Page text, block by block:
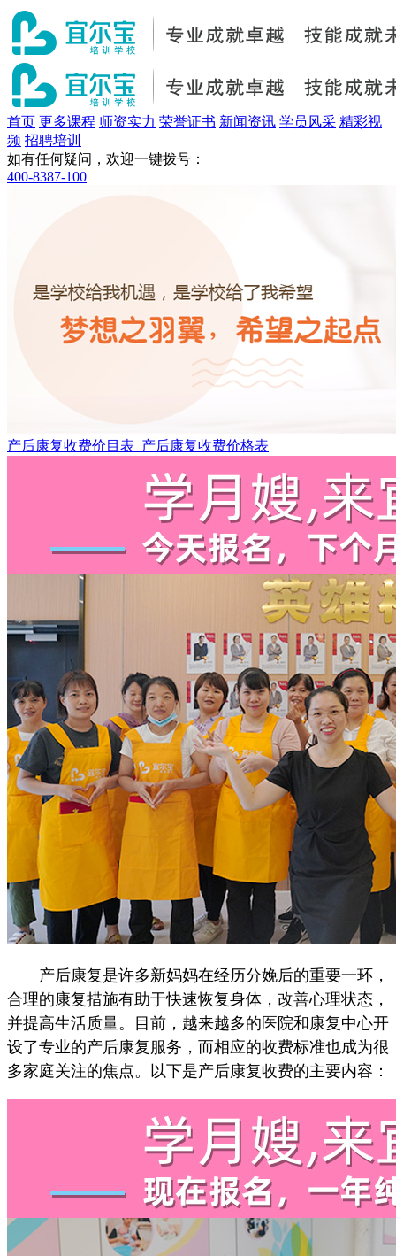
首页 更多课程 师资实力 荣誉证书 新闻资讯 学员风采 精彩视
频 招聘培训
如有任何疑问，欢迎一键拨号：
400-8387-100
产后康复收费价目表_产后康复收费价格表
产后康复是许多新妈妈在经历分娩后的重要一环，
合理的康复措施有助于快速恢复身体，改善心理状态，
并提高生活质量。目前，越来越多的医院和康复中心开
设了专业的产后康复服务，而相应的收费标准也成为很
多家庭关注的焦点。以下是产后康复收费的主要内容：